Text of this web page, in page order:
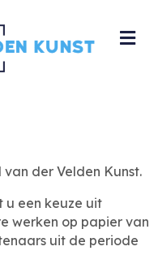
der Velden Kunst.
u een keuze uit
werken op papier van
uit de periode